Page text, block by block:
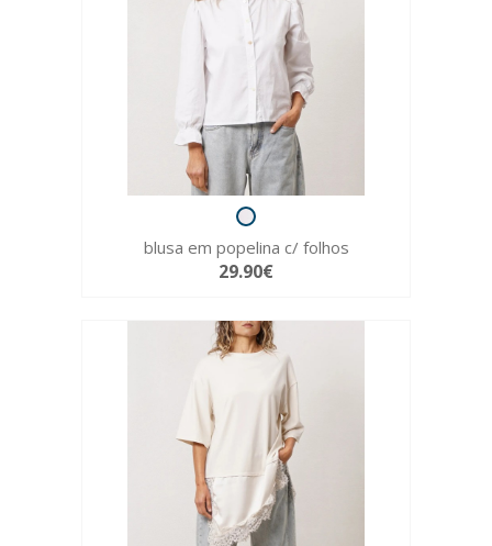
blusa em popelina c/ folhos
29.90€